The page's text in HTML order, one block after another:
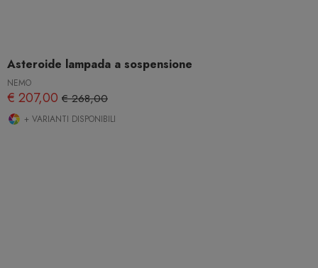
Asteroide lampada a sospensione
NEMO
€ 207,00 € 268,00
+ VARIANTI DISPONIBILI